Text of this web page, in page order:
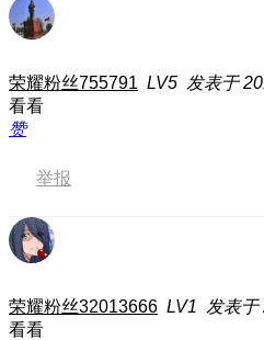
荣耀粉丝755791 LV5 发表于
看看
赞
举报
荣耀粉丝32013666 LV1 发表于
看看